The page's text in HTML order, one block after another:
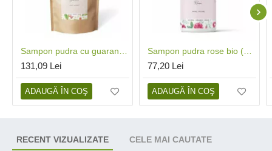
131,09 Lei
ADAUGĂ ÎN COŞ
77,20 Lei
ADAUGĂ ÎN COŞ
RECENT VIZUALIZATE CELE MAI CAUTATE